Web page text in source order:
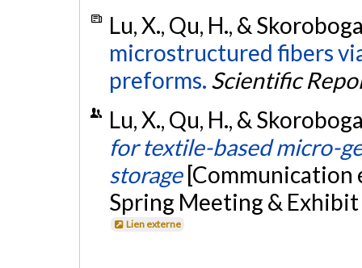
Lu, X., Qu, H., &
microstructured fibers
preforms. Scientific
Lu, X., Qu, H., &
for textile-based micro-
storage [Communication
Spring Meeting &
Lien externe